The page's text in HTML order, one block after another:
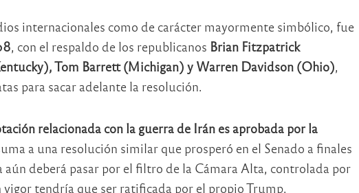
internacionales como de carácter mayormente simbólico, fue
, con el respaldo de los republicanos Brian Fitzpatrick
Tom Barrett (Michigan) y Warren Davidson (Ohio),
para sacar adelante la resolución.
relacionada con la guerra de Irán es aprobada por la
a una resolución similar que prosperó en el Senado a finales
aún deberá pasar por el filtro de la Cámara Alta, controlada por
tendría que ser ratificada por el propio Trump.